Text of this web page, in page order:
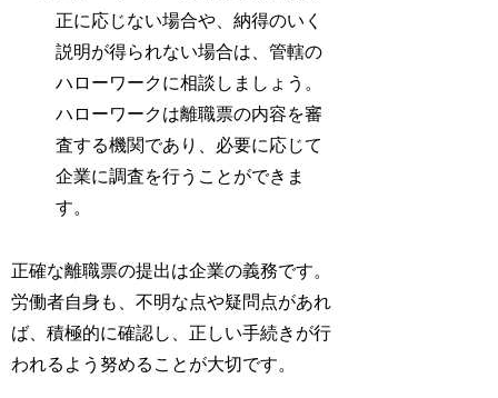
正に応じない場合や、納得のいく
説明が得られない場合は、管轄の
ハローワークに相談しましょう。
ハローワークは離職票の内容を審
査する機関であり、必要に応じて
企業に調査を行うことができま
す。
正確な離職票の提出は企業の義務です。
労働者自身も、不明な点や疑問点があれ
ば、積極的に確認し、正しい手続きが行
われるよう努めることが大切です。